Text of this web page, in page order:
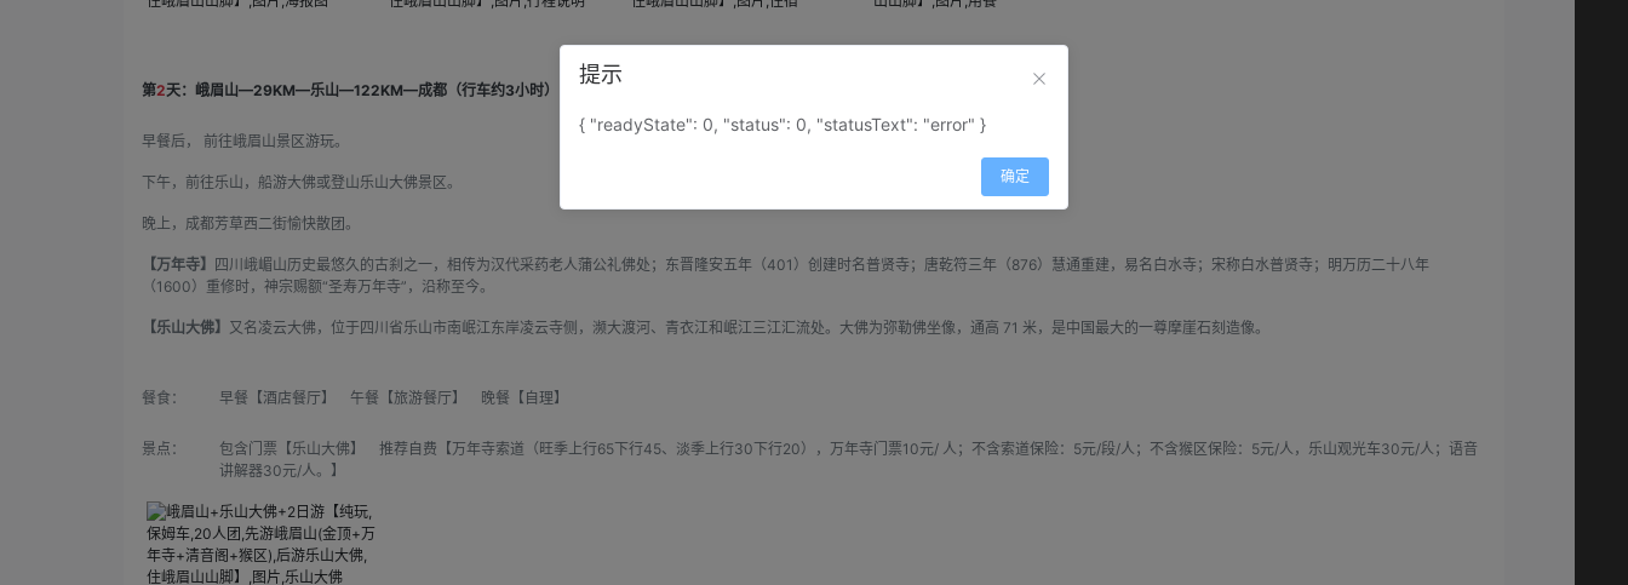
第2天：峨眉山—29KM—乐山—122KM—成都（行车约3小时） 住宿地点：
早餐后， 前往峨眉山景区游玩。
下午，前往乐山，船游大佛或登山乐山大佛景区。
晚上，成都芳草西二街愉快散团。
【万年寺】 四川峨嵋山历史最悠久的古刹之一，相传为汉代采药老人蒲公礼佛处；东晋隆安五年（401）创建时名普贤寺；唐乾符三年（876）慧通重建，易名白水寺；宋称白水普贤寺；明万历二十八年
（1600）重修时，神宗赐额“圣寿万年寺”，沿称至今。
【乐山大佛】 又名凌云大佛，位于四川省乐山市南岷江东岸凌云寺侧，濒大渡河、青衣江和岷江三江汇流处。大佛为弥勒佛坐像，通高 71 米，是中国最大的一尊摩崖石刻造像。
餐食： 早餐【酒店餐厅】 午餐【旅游餐厅】 晚餐【自理】
景点：
包含门票【乐山大佛】 推荐自费【万年寺索道（旺季上行65下行45、淡季上行30下行20），万年寺门票10元/ 人；不含索道保险：5元/段/人；不含猴区保险：5元/人，乐山观光车30元/人；语音
讲解器30元/人。】
提示
{ "readyState": 0, "status": 0, "statusText": "error" }
确定